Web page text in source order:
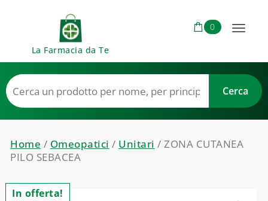
La Farmacia da Te
0
Toggle
Home / Omeopatici / Unitari / ZONA CUTANEA
PILO SEBACEA
In offerta!